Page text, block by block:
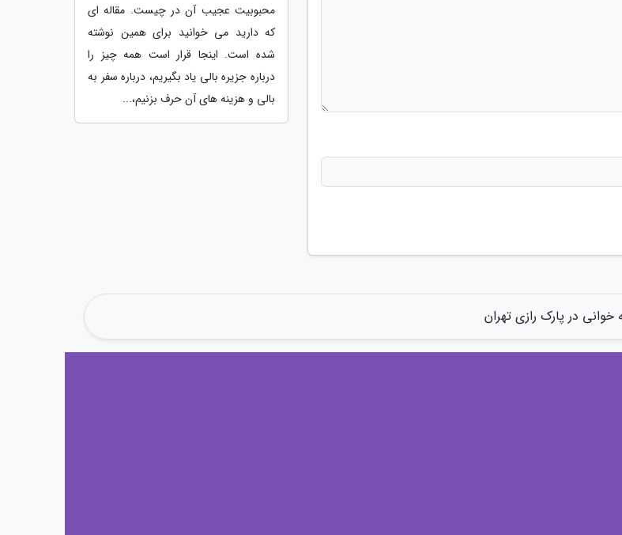
محبوبیت عجیب آن در چیست. مقاله ای
که دارید می خوانید برای همین نوشته
شده است. اینجا قرار است همه چیز را
درباره جزیره بالی یاد بگیریم، درباره سفر به
بالی و هزینه های آن حرف بزنیم،...
خوانی در پارک رازی تهران